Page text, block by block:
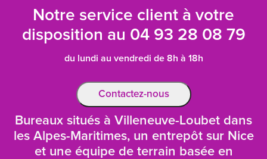
Notre service client à votre
disposition au 04 93 28 08 79
du lundi au vendredi de 8h à 18h
Contactez-nous
Bureaux situés à Villeneuve-Loubet dans
les Alpes-Maritimes, un entrepôt sur Nice
et une équipe de terrain basée en